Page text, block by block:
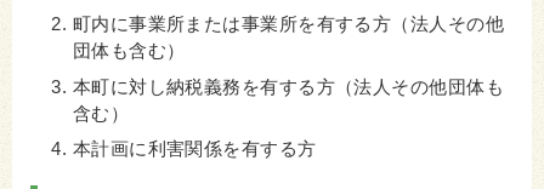
町内に事業所または事業所を有する方（法人その他
団体も含む）
本町に対し納税義務を有する方（法人その他団体も
含む）
本計画に利害関係を有する方